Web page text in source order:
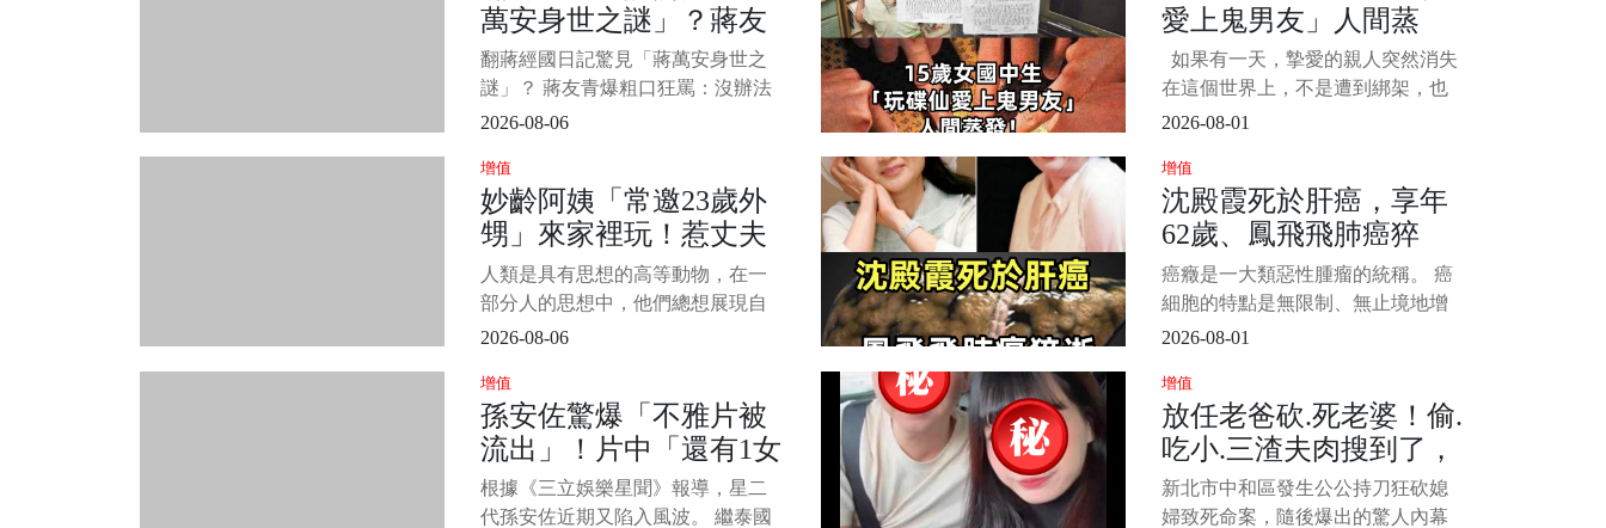
委劉櫂豪，先前因脫黨投入2024年
立委選舉， 造成綠營票源分散，最
終讓國民黨候選人
萬安身世之謎」？蔣友
青爆粗口狂罵：沒辦法
理解...
翻蔣經國日記驚見「蔣萬安身世之
謎」？ 蔣友青爆粗口狂罵：沒辦法
理解... 1/5 時事評論YouTuber「惡搜
友柏過往專訪片段，掀起網路熱烈
討論。 蔣友青在訪談中毫無保留地
談論台北市長蔣萬安的身世話題，
2026-08-06
增值
妙齡阿姨「常邀23歲外
甥」來家裡玩！惹丈夫
生疑「偷偷裝監控」一
看畫面怒了...
人類是具有思想的高等動物，在一
部分人的思想中，他們總想展現自
我、或做些比較「奇葩」的事，以
年8月20日，寧夏某地居然發生了一
件事...42歲的女子常某是位家庭主
婦，丈夫周某常年在內蒙古工作，
只能每兩個月回家一次。 他們夫婦
倆生了一個女孩，現在在
2026-08-06
增值
孫安佐驚爆「不雅片被
流出」！片中「還有1女
入鏡」孫鵬震怒發聲
根據《三立娛樂星聞》報導，星二
代孫安佐近期又陷入風波。 繼泰國
姊親自來接小孩，質疑根本是精心
布局的奪命陷阱。 更令人不寒而慄
的是，檢警相驗後發現
愛上鬼男友」人間蒸
發！14年後「家屬收到
150字書信」徹底崩潰
如果有一天，摯愛的親人突然消失
在這個世界上，不是遭到綁架，也
不是被歹徒害命，而是就這樣失蹤
前在一個協尋網站中，一個女孩備
受關注，她已經失蹤了14年，但是
在各方調查下，卻始終沒有消息，
唯一的證物，又是遺留在書包中的
一封信，內容曝光，震驚當地人，
2026-08-01
增值
沈殿霞死於肝癌，享年
62歲、鳳飛飛肺癌猝
逝，享年60歲！「這10
大食品」能不碰就不碰
癌癥是一大類惡性腫瘤的統稱。 癌
細胞的特點是無限制、無止境地增
生，使患者體內的營養物質被大量
人體產生一系列癥狀；癌細胞還可
轉移到全身各處生長繁殖，導致人
體消瘦、無力、貧血、食欲不振、
發熱以及嚴重的臟器功能受損等
等。 1/5 &nbs
2026-08-01
增值
放任老爸砍.死老婆！偷.
吃小.三渣夫肉搜到了，
最新行蹤曝光
新北市中和區發生公公持刀狂砍媳
婦致死命案，隨後爆出的驚人內幕